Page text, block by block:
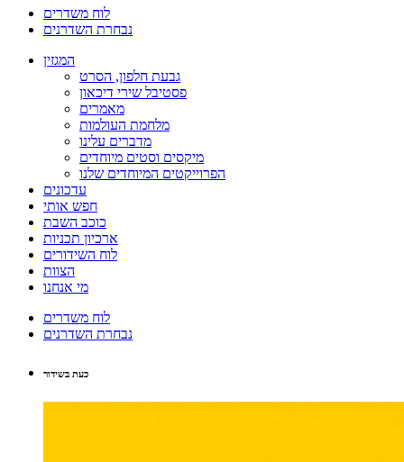
לוח משדרים
נבחרת השדרנים
המגזין
גבעת חלפון, הסרט
פסטיבל שירי דיכאון
מאמרים
מלחמת העולמות
מדברים עלינו
מיקסים וסטים מיוחדים
הפרוייקטים המיוחדים שלנו
עדכונים
חפש אותי
כוכב השבת
ארכיון תכניות
לוח השידורים
הצוות
מי אנחנו
לוח משדרים
נבחרת השדרנים
כעת בשידור